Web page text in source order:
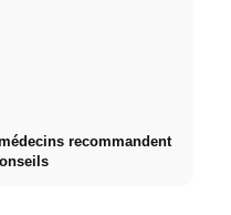
recommandent